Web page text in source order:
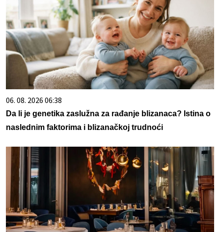
06. 08. 2026 06:38
Da li je genetika zaslužna za rađanje blizanaca? Istina o
naslednim faktorima i blizanačkoj trudnoći